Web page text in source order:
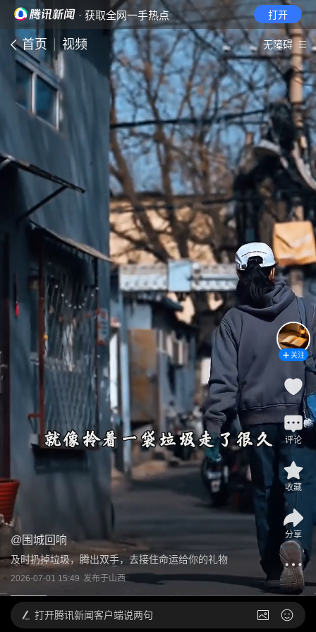
· 获取全网一手热点 打开
首页 视频 无障碍
@ 围城回响
及时扔掉垃圾，腾出双手，去接住命运给你的礼物
2026-07-01 15:49 发布于山西
关注
评论
收藏
分享
打开腾讯新闻客户端说两句